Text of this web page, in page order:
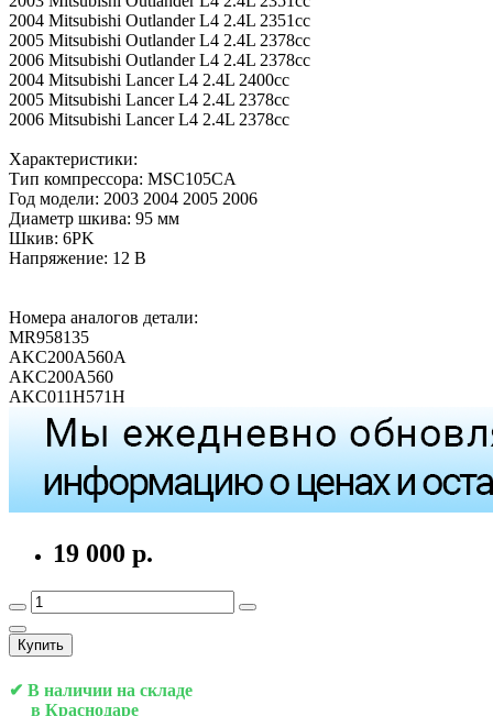
2004 Mitsubishi Outlander L4 2.4L 2351cc
2005 Mitsubishi Outlander L4 2.4L 2378cc
2006 Mitsubishi Outlander L4 2.4L 2378cc
2004 Mitsubishi Lancer L4 2.4L 2400cc
2005 Mitsubishi Lancer L4 2.4L 2378cc
2006 Mitsubishi Lancer L4 2.4L 2378cc
Характеристики:
Тип компрессора: MSC105CA
Год модели: 2003 2004 2005 2006
Диаметр шкива: 95 мм
Шкив: 6PK
Напряжение: 12 В
Номера аналогов детали:
MR958135
AKC200A560A
AKC200A560
AKC011H571H
19 000 р.
Купить
✔ В наличии на складе
в Краснодаре